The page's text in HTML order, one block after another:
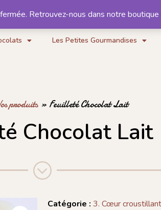
Notre histoire Contact
Les Petites Gourmandises
produits» Feuilleté Chocolat Lait
Chocolat Lait
Catégorie : 3. Cœur croustillant
Retrouvez-nous dans notre boutique